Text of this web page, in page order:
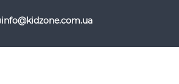
info@kidzone.com.ua